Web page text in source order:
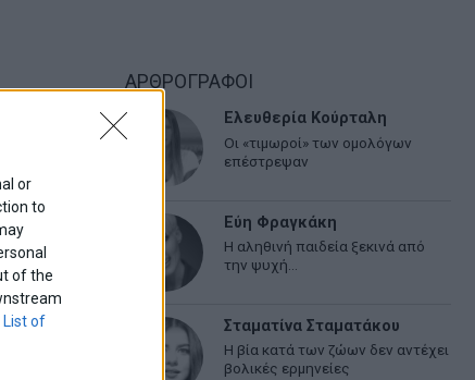
or
to
of the
List of
ΑΡΘΡΟΓΡΑΦΟΙ
Ελευθερία Κούρταλη
Οι «τιμωροί» των ομολόγων
επέστρεψαν
Εύη Φραγκάκη
Η αληθινή παιδεία ξεκινά από
την ψυχή…
Σταματίνα Σταματάκου
Η βία κατά των ζώων δεν αντέχει
βολικές ερμηνείες